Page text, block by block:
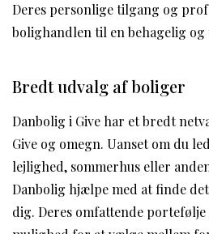
Deres personlige tilgang og
bolighandlen til en behagelig og
Bredt udvalg af boliger
Danbolig i Give har et bredt
Give og omegn. Uanset om du
lejlighed, sommerhus eller
Danbolig hjælpe med at finde
dig. Deres omfattende